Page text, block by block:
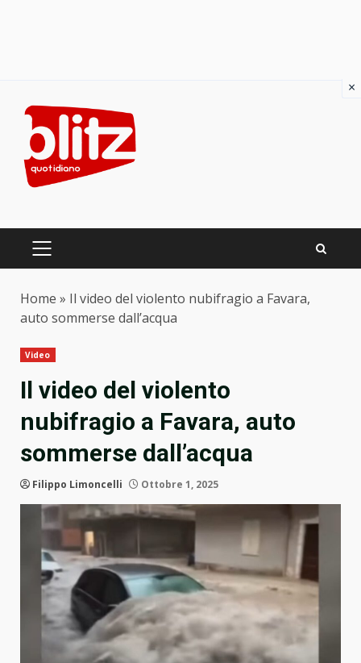
content
PRIMARY
Home » Il video del violento nubifragio a Favara,
auto sommerse dall’acqua
Video
Il video del violento
nubifragio a Favara, auto
sommerse dall’acqua
Filippo Limoncelli Ottobre 1, 2025
×